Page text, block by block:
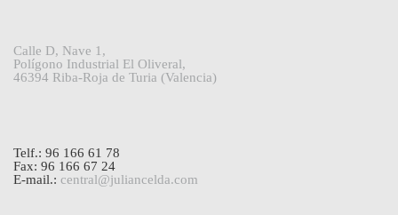
Calle D, Nave 1,
Polígono Industrial El Oliveral,
46394 Riba-Roja de Turia (Valencia)
Telf.: 96 166 61 78
Fax: 96 166 67 24
E-mail.: central@juliancelda.com